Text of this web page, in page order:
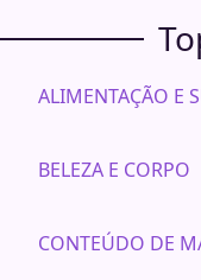
ALIMENTAÇÃO E
BELEZA E CORPO
CONTEÚDO DE